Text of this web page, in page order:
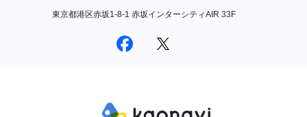
東京都港区赤坂1-8-1 赤坂インターシティAIR 33F